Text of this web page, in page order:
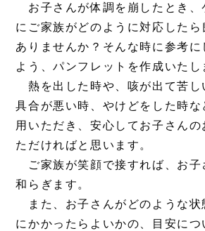
お子さんが体調を崩したとき、
にご家族がどのように対応したら
ありませんか？そんな時に参考に
よう、パンフレットを作成いたし
熱を出した時や、咳が出て苦し
具合が悪い時、やけどをした時な
用いただき、安心してお子さんの
ただければと思います。
ご家族が笑顔で接すれば、お子
和らぎます。
また、お子さんがどのような状
にかかったらよいかの、目安につ